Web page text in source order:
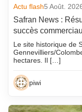
Actu flash5 Août.
Safran News :
succès
Le site historique de
Gennevilliers/
hectares. Il […]
piwi